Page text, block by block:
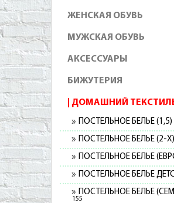
ЖЕНСКАЯ ОБУВЬ
МУЖСКАЯ ОБУВЬ
АКСЕССУАРЫ
БИЖУТЕРИЯ
ДОМАШНИЙ
ПОСТЕЛЬНОЕ БЕЛЬЕ (1,5)
ПОСТЕЛЬНОЕ БЕЛЬЕ (2-Х)
ПОСТЕЛЬНОЕ БЕЛЬЕ
ПОСТЕЛЬНОЕ БЕЛЬЕ
ПОСТЕЛЬНОЕ БЕЛЬЕ
155